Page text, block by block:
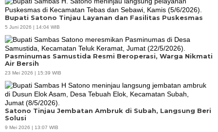
Bupati Satono Tinjau Layanan dan Fasilitas Puskesmas
5 Juni 2026 | 14:04 WIB
Pasminumas Samustida Resmi Beroperasi, Warga Nikmati
Air Bersih
23 Mei 2026 | 15:39 WIB
Satono Tinjau Jembatan Ambruk di Subah, Langsung Beri
Solusi
9 Mei 2026 | 13:07 WIB